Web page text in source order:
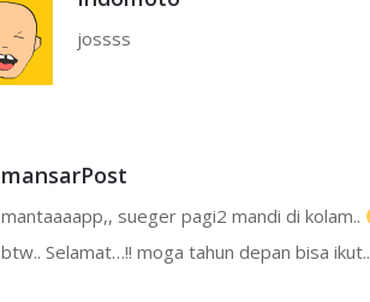
jossss
mansarPost
mantaaaapp,, sueger pagi2 mandi di kolam..
btw.. Selamat…!! moga tahun depan bisa ikut..